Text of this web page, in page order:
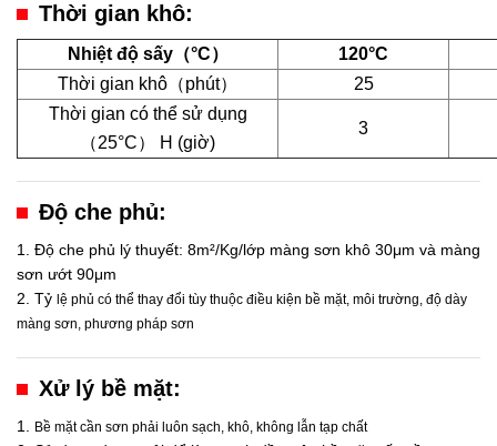
Thời gian khô:
Nhiệt độ sấy（°C） 120°C
Thời gian khô（phút）
25
Thời gian có thể sử dụng
（25°C） H (giờ)
3
Độ che phủ:
1. Độ che phủ lý thuyết: 8m²/Kg/lớp màng sơn khô 30μm và màng
sơn ướt 90μm
2. Tỷ lệ phủ có thể thay đổi tùy thuộc điều kiện bề mặt, môi trường, độ dày
màng sơn, phương pháp sơn
Xử lý bề mặt:
1. Bề mặt cần sơn phải luôn sạch, khô, không lẫn tạp chất